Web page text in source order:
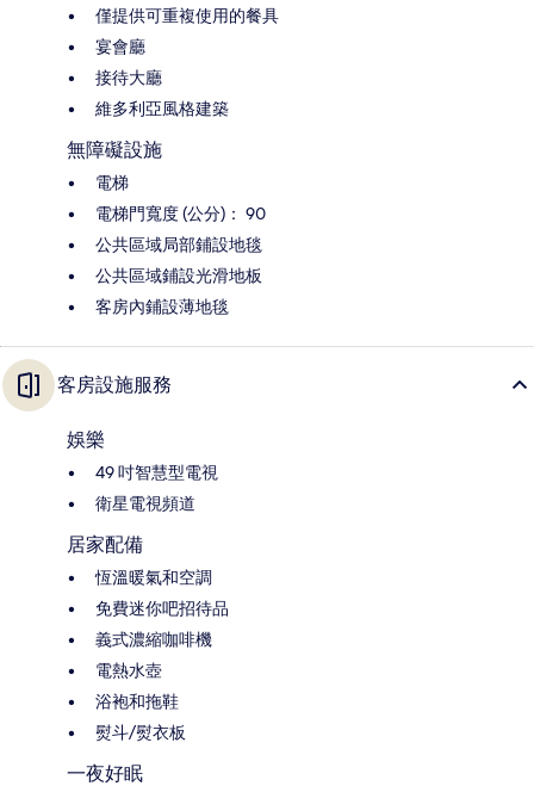
僅提供可重複使用的餐具
宴會廳
接待大廳
維多利亞風格建築
無障礙設施
電梯
電梯門寬度 (公分)： 90
公共區域局部鋪設地毯
公共區域鋪設光滑地板
客房內鋪設薄地毯
客房設施服務
娛樂
49 吋智慧型電視
衛星電視頻道
居家配備
恆溫暖氣和空調
免費迷你吧招待品
義式濃縮咖啡機
電熱水壺
浴袍和拖鞋
熨斗/熨衣板
一夜好眠